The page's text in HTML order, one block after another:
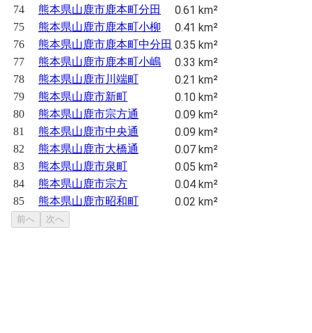
74 熊本県山鹿市鹿本町分田 0.61 km²
75 熊本県山鹿市鹿本町小柳 0.41 km²
76 熊本県山鹿市鹿本町中分田 0.35 km²
77 熊本県山鹿市鹿本町小嶋 0.33 km²
78 熊本県山鹿市川端町 0.21 km²
79 熊本県山鹿市新町 0.10 km²
80 熊本県山鹿市宗方通 0.09 km²
81 熊本県山鹿市中央通 0.09 km²
82 熊本県山鹿市大橋通 0.07 km²
83 熊本県山鹿市泉町 0.05 km²
84 熊本県山鹿市宗方 0.04 km²
85 熊本県山鹿市昭和町 0.02 km²
前へ 次へ